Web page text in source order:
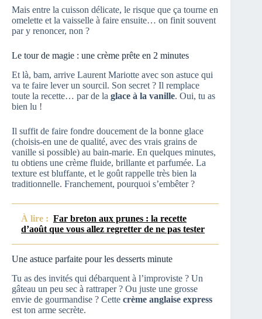
Mais entre la cuisson délicate, le risque que ça tourne en
omelette et la vaisselle à faire ensuite… on finit souvent
par y renoncer, non ?
Le tour de magie : une crème prête en 2 minutes
Et là, bam, arrive Laurent Mariotte avec son astuce qui
va te faire lever un sourcil. Son secret ? Il remplace
toute la recette… par de la glace à la vanille. Oui, tu as
bien lu !
Il suffit de faire fondre doucement de la bonne glace
(choisis-en une de qualité, avec des vrais grains de
vanille si possible) au bain-marie. En quelques minutes,
tu obtiens une crème fluide, brillante et parfumée. La
texture est bluffante, et le goût rappelle très bien la
traditionnelle. Franchement, pourquoi s’embêter ?
À lire : Far breton aux prunes : la recette
d’août que vous allez regretter de ne pas tester
Une astuce parfaite pour les desserts minute
Tu as des invités qui débarquent à l’improviste ? Un
gâteau un peu sec à rattraper ? Ou juste une grosse
envie de gourmandise ? Cette crème anglaise express
est ton arme secrète.